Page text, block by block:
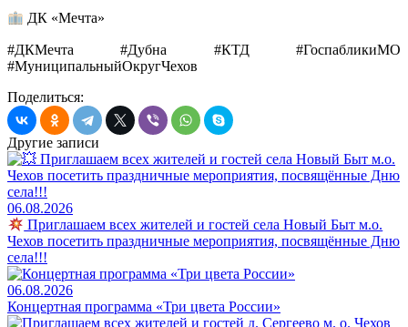
ДК «Мечта»
#ДКМечта #Дубна #КТД #ГоспабликиМО
#МуниципальныйОкругЧехов
Поделиться:
Другие записи
06.08.2026
Приглашаем всех жителей и гостей села Новый Быт м.о.
Чехов посетить праздничные мероприятия, посвящённые Дню
села!!!
06.08.2026
Концертная программа «Три цвета России»